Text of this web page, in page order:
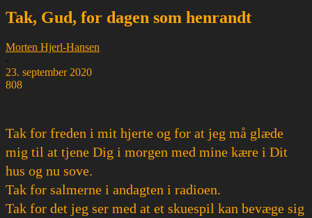
Tak, Gud, for dagen som henrandt
Morten Hjerl-Hansen
-
23. september 2020
808
Tak for freden i mit hjerte og for at jeg må glæde
mig til at tjene Dig i morgen med mine kære i Dit
hus og nu sove.
Tak for salmerne i andagten i radioen.
Tak for det jeg ser med at et skuespil kan bevæge sig